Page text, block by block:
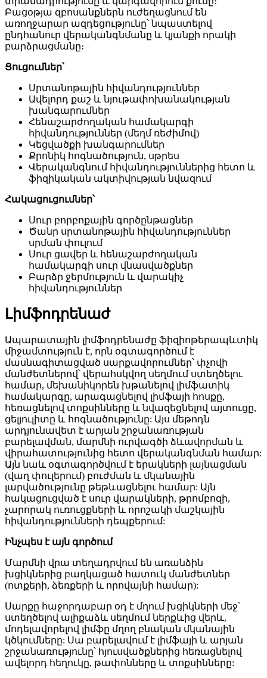
Բացօթյա զբոսանքներն ուժեղացնում են
առողջարար ազդեցությունը՝ նպաստելով
ընդհանուր վերականգնմանը և կյանքի որակի
բարձրացմանը։
Ցուցումներ՝
Սրտանոթային հիվանդություններ
Ավելորդ քաշ և նյութափոխանակության
խանգարումներ
Հենաշարժողական համակարգի
հիվանդություններ (մեղմ ռեժիմով)
Կեցվածքի խանգարումներ
Քրոնիկ հոգնածություն, սթրես
Վերականգնում հիվանդություններից հետո և
ֆիզիկական ակտիվության նվազում
Հակացուցումներ՝
Սուր բորբոքային գործընթացներ
Ծանր սրտանոթային հիվանդություններ
սրման փուլում
Սուր ցավեր և հենաշարժողական
համակարգի սուր վնասվածքներ
Բարձր ջերմություն և վարակիչ
հիվանդություններ
Լիմֆոդրենաժ
Ապարատային լիմֆոդրենաժը ֆիզիոթերապևտիկ
միջամտություն է, որն օգտագործում է
մասնագիտացված սարքավորումներ՝ փչովի
մանժետներով՝ վերահսկվող սեղմում ստեղծելու
համար, մեխանիկորեն խթանելով լիմֆատիկ
համակարգը, արագացնելով լիմֆայի հոսքը,
հեռացնելով տոքսինները և նվազեցնելով այտուցը,
ցելյուլիտը և հոգնածությունը: Այս մեթոդն
արդյունավետ է արյան շրջանառության
բարելավման, մարմնի ուրվագծի ձևավորման և
վիրահատությունից հետո վերականգնման համար:
Այն նաև օգտագործվում է երակների լայնացման
(վաղ փուլերում) բուժման և մկանային
լարվածությունը թեթևացնելու համար: Այն
հակացուցված է սուր վարակների, թրոմբոզի,
չարորակ ուռուցքների և որոշակի մաշկային
հիվանդությունների դեպքերում:
Ինչպես է այն գործում
Մարմնի վրա տեղադրվում են առանձին
խցիկներից բաղկացած հատուկ մանժետներ
(ոտքերի, ձեռքերի և որովայնի համար):
Սարքը հաջորդաբար օդ է մղում խցիկների մեջ՝
ստեղծելով ալիքաձև սեղմում ներքևից վերև,
մոդելավորելով լիմֆը մղող բնական մկանային
կծկումները: Սա բարելավում է լիմֆայի և արյան
շրջանառությունը՝ հյուսվածքներից հեռացնելով
ավելորդ հեղուկը, թափոնները և տոքսինները: